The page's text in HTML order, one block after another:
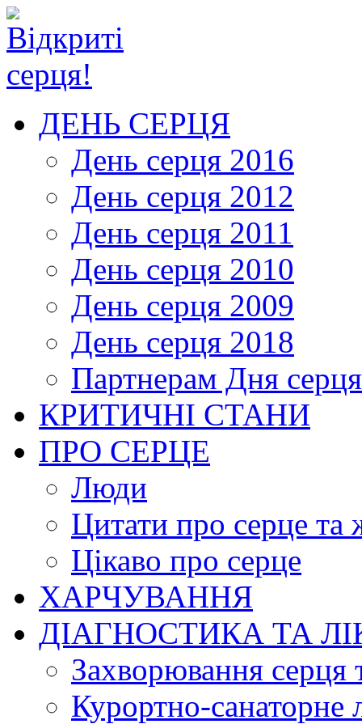
ДЕНЬ СЕРЦЯ
День серця 2016
День серця 2012
День серця 2011
День серця 2010
День серця 2009
День серця 2018
Партнерам Дня серця
КРИТИЧНІ СТАНИ
ПРО СЕРЦЕ
Люди
Цитати про серце та
Цікаво про серце
ХАРЧУВАННЯ
ДІАГНОСТИКА ТА
Захворювання серця
Курортно-cанаторне